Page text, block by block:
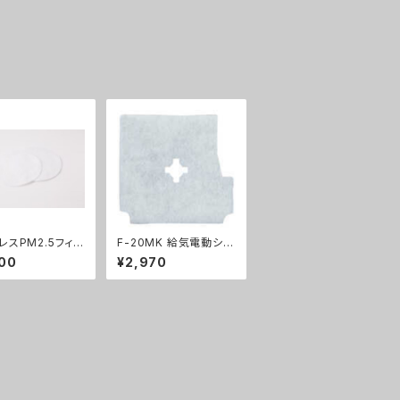
スPM2.5フィル
枚入り) GYB
F-20MK 給気電動シャ
ッター用フィルター(キッ
チン用) GYB02156
¥2,970